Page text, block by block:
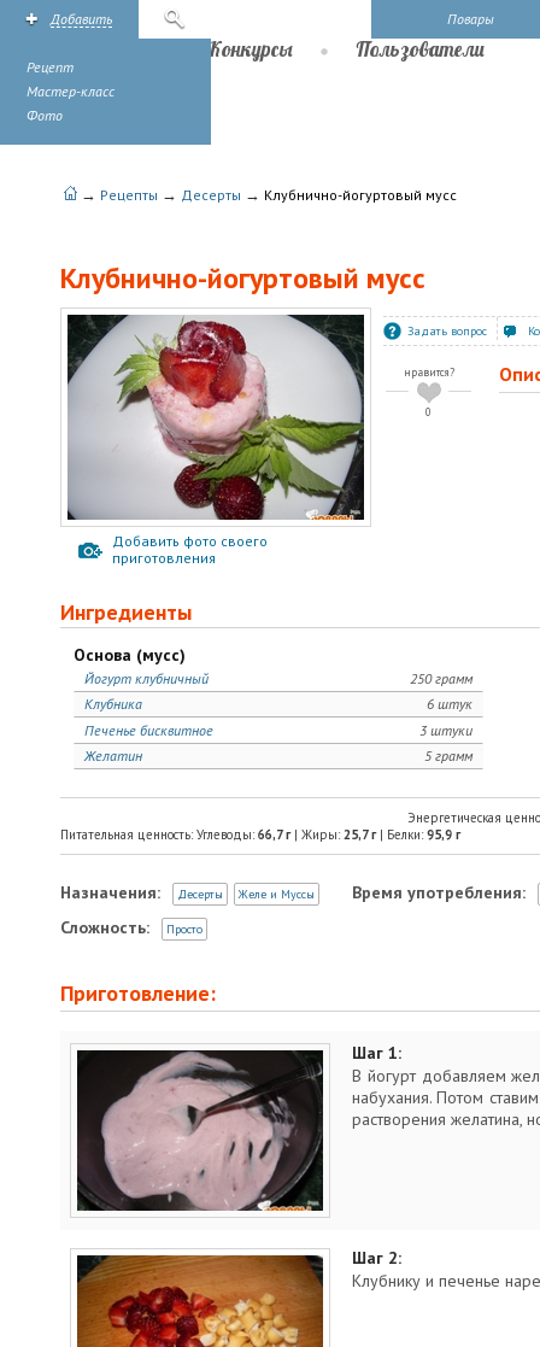
Повары
Добавить
Рецепт
Мастер-класс
Фото
Конкурсы Пользователи
→ Рецепты → Десерты → Клубнично-йогуртовый мусс
Клубнично-йогуртовый мусс
Добавить фото своего
приготовления
Задать вопрос
нравится?
0
Ингредиенты
Основа (мусс)
250 грамм
Йогурт клубничный
6 штук
Клубника
3 штуки
Печенье бисквитное
5 грамм
Желатин
Энергетическая
Питательная ценность: Углеводы: 66,7г| Жиры: 25,7г| Белки: 95,9 г
Назначения: Десерты Желе и Муссы
Время употребления:
Сложность:
Просто
Приготовление:
Шаг 1:
В йогурт добавляем
набухания. Потом
растворения желатина,
Шаг 2:
Клубнику и печенье